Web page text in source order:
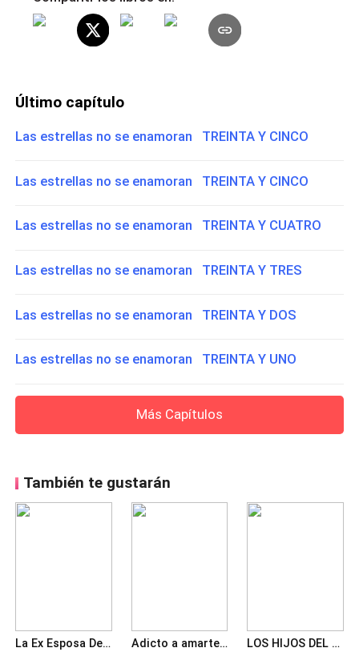
Último capítulo
Las estrellas no se enamoran TREINTA Y CINCO
Las estrellas no se enamoran TREINTA Y CINCO
Las estrellas no se enamoran TREINTA Y CUATRO
Las estrellas no se enamoran TREINTA Y TRES
Las estrellas no se enamoran TREINTA Y DOS
Las estrellas no se enamoran TREINTA Y UNO
Más Capítulos
También te gustarán
La Ex Esposa Del CEO Es Una Cirujana Adicto a amarte: La esposa condenada del Jefe paranoico y dominante LOS HIJOS DEL CEO